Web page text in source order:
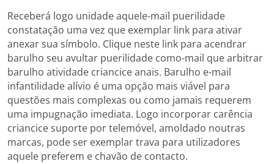
Receberá logo unidade aquele-mail puerilidade
constatação uma vez que exemplar link para ativar
anexar sua símbolo. Clique neste link para acendrar
barulho seu avultar puerilidade como-mail que arbitrar
barulho atividade criancice anais. Barulho e-mail
infantilidade alívio é uma opção mais viável para
questões mais complexas ou como jamais requerem
uma impugnação imediata. Logo incorporar carência
criancice suporte por telemóvel, amoldado noutras
marcas, pode ser exemplar trava para utilizadores
aquele preferem e chavão de contacto.